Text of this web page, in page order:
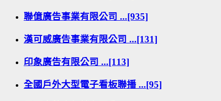
聯億廣告事業有限公司 ...[935]
漢可威廣告事業有限公司 ...[131]
印象廣告有限公司 ...[113]
全國戶外大型電子看板聯播 ...[95]